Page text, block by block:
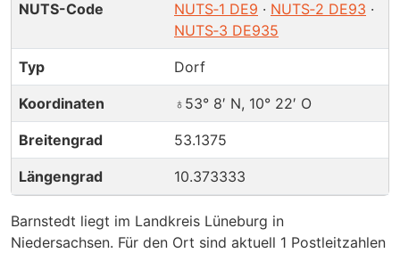
NUTS-Code NUTS‑1 DE9 · NUTS‑2 DE93 ·
NUTS‑3 DE935
Typ Dorf
Koordinaten ♁53° 8′ N, 10° 22′ O
Breitengrad 53.1375
Längengrad 10.373333
Barnstedt liegt im Landkreis Lüneburg in
Niedersachsen. Für den Ort sind aktuell 1 Postleitzahlen